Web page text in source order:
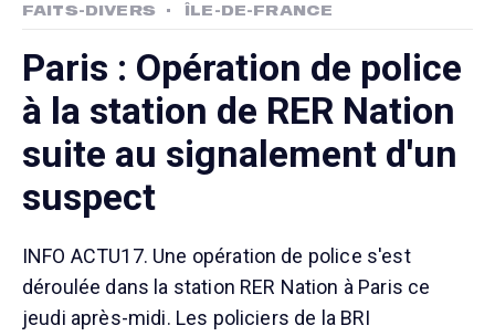
FAITS-DIVERS ÎLE-DE-FRANCE
Paris : Opération de police
à la station de RER Nation
suite au signalement d'un
suspect
INFO ACTU17. Une opération de police s'est
déroulée dans la station RER Nation à Paris ce
jeudi après-midi. Les policiers de la BRI